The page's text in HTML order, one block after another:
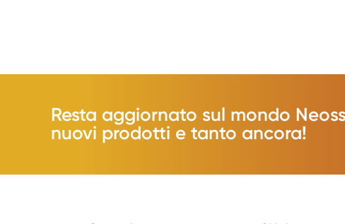
Resta aggiornato sul mondo
nuovi prodotti e tanto ancora!